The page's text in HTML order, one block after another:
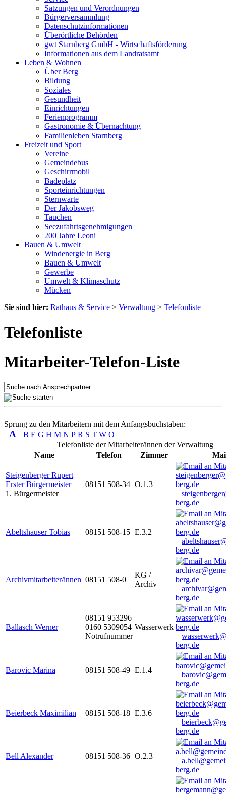
Satzungen und Verordnungen
Bürgerversammlung
Datenschutzinformationen
Überörtliche Behörden
gwt Starnberg GmbH - Wirtschaftsförderung
Informationen aus dem Landratsamt
Leben & Wohnen
Über Berg
Bildung
Soziales
Gesundheit
Einrichtungen
Ferienprogramm
Gastronomie & Übernachtung
Familienleben Starnberg
Freizeit und Sport
Vereine
Gemeindebus
Geschirrmobil
Badeplatz
Sporteinrichtungen
Sternwarte
Der Jakobsweg
Tauchen
Seezufahrtsgenehmigungen
200 Jahre Leoni
Bauen & Umwelt
Windenergie in Berg
Bauen & Umwelt
Gewerbe
Umwelt & Klimaschutz
Mücken
Sie sind hier: Rathaus & Service > Verwaltung > Telefonliste
Telefonliste
Mitarbeiter-Telefon-Liste
Sprung zu den Mitarbeitern mit dem Anfangsbuchstaben:
A B E G H M N P R S T W O
Telefonliste der Mitarbeiter/innen der Verwaltung
Name
Telefon Zimmer
Steigenberger Rupert
Erster Bürgermeister
1. Bürgermeister
08151 508-34 O.1.3
berg.de
Abeltshauser Tobias 08151 508-15 E.3.2
berg.de
Archivmitarbeiter/innen 08151 508-0
KG /
Archiv
berg.de
Ballasch Werner
08151 953296
0160 5309054
Notrufnummer
Wasserwerk
berg.de
Barovic Marina 08151 508-49 E.1.4
berg.de
Beierbeck Maximilian 08151 508-18 E.3.6
berg.de
Bell Alexander 08151 508-36 O.2.3
berg.de